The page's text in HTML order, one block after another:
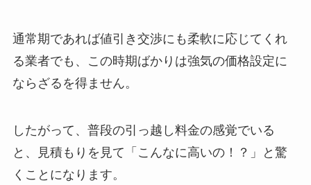
通常期であれば値引き交渉にも柔軟に応じてくれ
る業者でも、この時期ばかりは強気の価格設定に
ならざるを得ません。
したがって、普段の引っ越し料金の感覚でいる
と、見積もりを見て「こんなに高いの！？」と驚
くことになります。